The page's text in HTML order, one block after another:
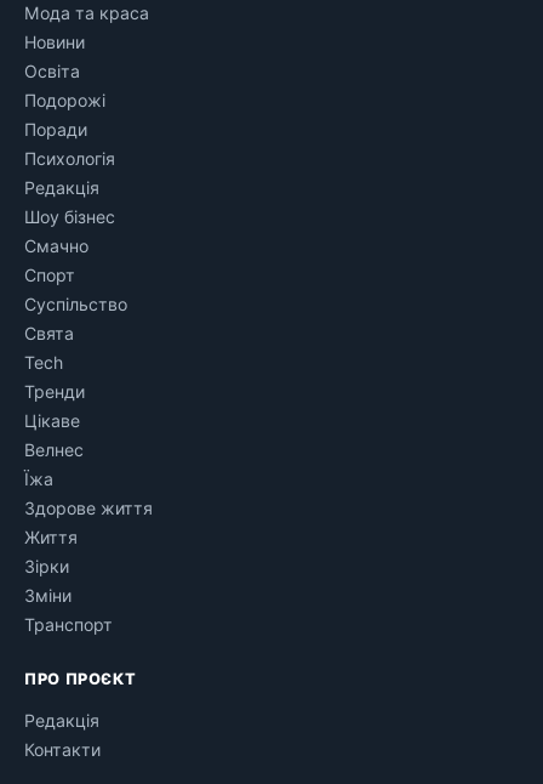
Мода та краса
Новини
Освіта
Подорожі
Поради
Психологія
Редакція
Шоу бізнес
Смачно
Спорт
Суспільство
Свята
Tech
Тренди
Цікаве
Велнес
Їжа
Здорове життя
Життя
Зірки
Зміни
Транспорт
ПРО ПРОЄКТ
Редакція
Контакти